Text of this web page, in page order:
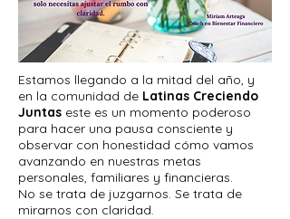
Estamos llegando a la mitad del año, y
en la comunidad de Latinas Creciendo
Juntas este es un momento poderoso
para hacer una pausa consciente y
observar con honestidad cómo vamos
avanzando en nuestras metas
personales, familiares y financieras.
No se trata de juzgarnos. Se trata de
mirarnos con claridad.